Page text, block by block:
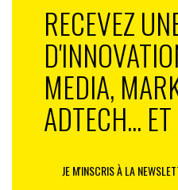
RECEVEZ
MEDIA,
ADTECH...
JE M'INSCRIS À LA